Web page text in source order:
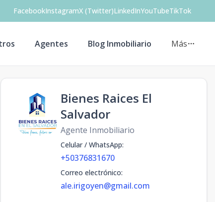
FacebookInstagramX (Twitter)LinkedInYouTubeTikTok
Agentes Blog Inmobiliario Más
Bienes Raices El
Salvador
Agente Inmobiliario
Celular / WhatsApp:
+50376831670
Correo electrónico:
ale.irigoyen@gmail.com